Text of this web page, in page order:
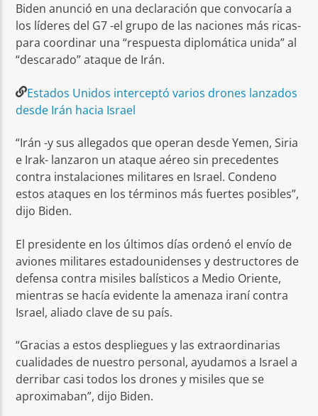
Biden anunció en una declaración que convocaría a
los líderes del G7 -el grupo de las naciones más ricas-
para coordinar una “respuesta diplomática unida” al
“descarado” ataque de Irán.
Estados Unidos interceptó varios drones lanzados
desde Irán hacia Israel
“Irán -y sus allegados que operan desde Yemen, Siria
e Irak- lanzaron un ataque aéreo sin precedentes
contra instalaciones militares en Israel. Condeno
estos ataques en los términos más fuertes posibles”,
dijo Biden.
El presidente en los últimos días ordenó el envío de
aviones militares estadounidenses y destructores de
defensa contra misiles balísticos a Medio Oriente,
mientras se hacía evidente la amenaza iraní contra
Israel, aliado clave de su país.
“Gracias a estos despliegues y las extraordinarias
cualidades de nuestro personal, ayudamos a Israel a
derribar casi todos los drones y misiles que se
aproximaban”, dijo Biden.